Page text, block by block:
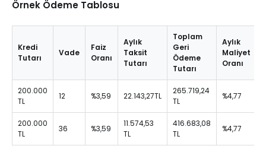
Örnek Ödeme Tablosu
Kredi
Tutarı
Vade
Faiz
Oranı
Aylık
Taksit
Tutarı
Toplam
Geri
Ödeme
Tutarı
Aylık
Maliyet
Oranı
200.000
TL
12 %3,59 22.143,27TL
265.719,24
TL
%4,77
200.000
TL
36 %3,59
11.574,53
TL
416.683,08
TL
%4,77